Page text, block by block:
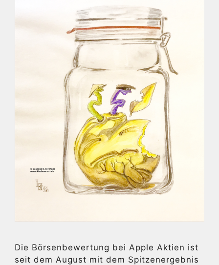
Die Börsenbewertung bei Apple Aktien ist
seit dem August mit dem Spitzenergebnis